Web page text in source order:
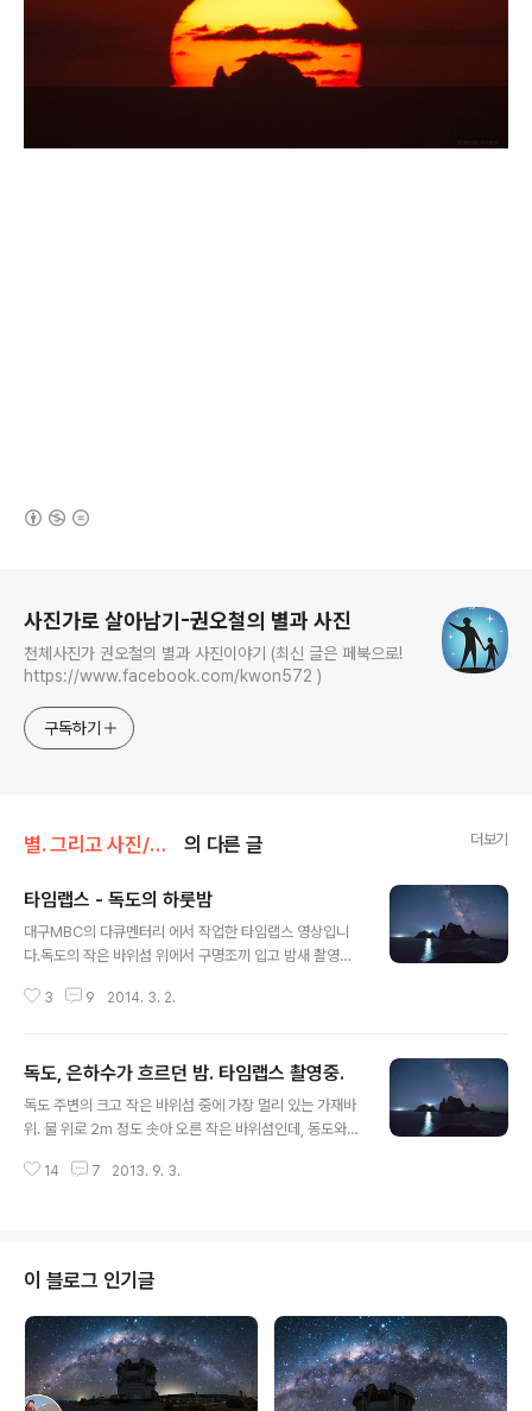
사진가로 살아남기-권오철의 별과 사진
천체사진가 권오철의 별과 사진이야기 (최신 글은 페북으로!
https://www.facebook.com/kwon572 )
구독하기
별. 그리고 사진/동 - 대한민국 독도 의 다른 글 더보기
타임랩스 - 독도의 하룻밤
대구MBC의 다큐멘터리 에서 작업한 타임랩스 영상입니
다.독도의 작은 바위섬 위에서 구명조끼 입고 밤새 촬영하
대로 작업한 것입니다. 다큐멘터리는 3.1절 기념으로 방송
3 9 2014. 3. 2.
독도, 은하수가 흐르던 밤. 타임랩스 촬영중.
독도 주변의 크고 작은 바위섬 중에 가장 멀리 있는 가재바
위. 물 위로 2m 정도 솟아 오른 작은 바위섬인데, 동도와
보트가 와서 내려주고, 다음 날 아침에 데리러 올 때까지 그
문인지 모기와 깔따구가 많았다. 평생 가장 짧은 기간에 가
장 많이 뜯긴 기간이다. -.-;;; 2013. 독도 이번 작업은 4K
에 3D이다. 만들어진 영상은 내년에 MBC에서 방송 예정
이다. 캐논 5D mark III를 이용하는데, 똑같이 설정해도 색
이 살짝 다르게 나와서, 부득이 캐논에 특별히 부탁해..
14 7 2013. 9. 3.
이 블로그 인기글